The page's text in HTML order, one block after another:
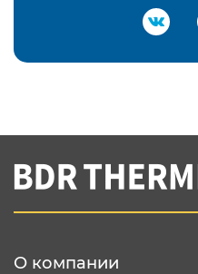
Подтвердить e-mail
Вы соглашаетесь с
конфеденциальности
О компании